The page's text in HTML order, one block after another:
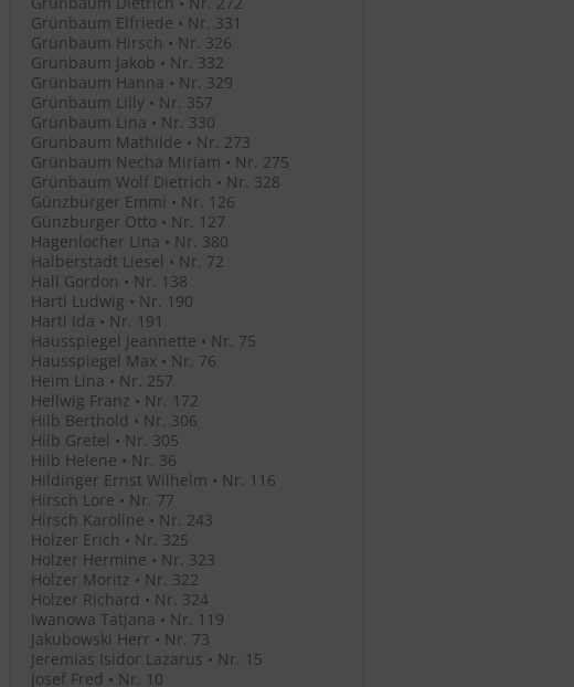
Grünbaum Elfriede • Nr. 331
Grünbaum Hirsch • Nr. 326
Grünbaum Jakob • Nr. 332
Grünbaum Hanna • Nr. 329
Grünbaum Lilly • Nr. 357
Grünbaum Lina • Nr. 330
Grünbaum Mathilde • Nr. 273
Grünbaum Necha Miriam • Nr. 275
Grünbaum Wolf Dietrich • Nr. 328
Günzburger Emmi • Nr. 126
Günzburger Otto • Nr. 127
Hagenlocher Lina • Nr. 380
Halberstadt Liesel • Nr. 72
Hall Gordon • Nr. 138
Hartl Ludwig • Nr. 190
Hartl Ida • Nr. 191
Hausspiegel Jeannette • Nr. 75
Hausspiegel Max • Nr. 76
Heim Lina • Nr. 257
Hellwig Franz • Nr. 172
Hilb Berthold • Nr. 306
Hilb Gretel • Nr. 305
Hilb Helene • Nr. 36
Hildinger Ernst Wilhelm • Nr. 116
Hirsch Lore • Nr. 77
Hirsch Karoline • Nr. 243
Holzer Erich • Nr. 325
Holzer Hermine • Nr. 323
Holzer Moritz • Nr. 322
Holzer Richard • Nr. 324
Iwanowa Tatjana • Nr. 119
Jakubowski Herr • Nr. 73
Jeremias Isidor Lazarus • Nr. 15
Josef Fred • Nr. 10